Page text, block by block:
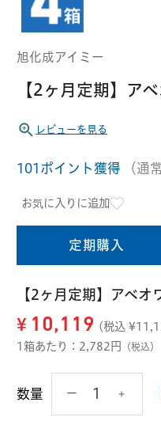
ソフト
定期便
ケア用品
ハード用
オプション品
Myクーポン
ご利用案内
当社につい
旭化成アイミー
【2ヶ月定期】ア
レビューを見る
101ポイント獲得 （通
お気に入りに追加
定期購入
【2ヶ月定期】アベオ
¥ 10,119 (税込 ¥
1箱あたり：2,782円
（税込）
数量